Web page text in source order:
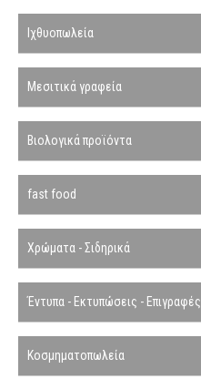
Ιχθυοπωλεία
Μεσιτικά γραφεία
Βιολογικά προϊόντα
fast food
Χρώματα - Σιδηρικά
Έντυπα - Εκτυπώσεις - Επιγραφές
Κοσμηματοπωλεία